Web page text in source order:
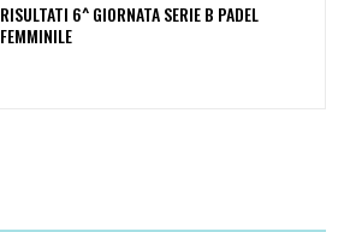
RISULTATI 6^ GIORNATA SERIE B PADEL
FEMMINILE